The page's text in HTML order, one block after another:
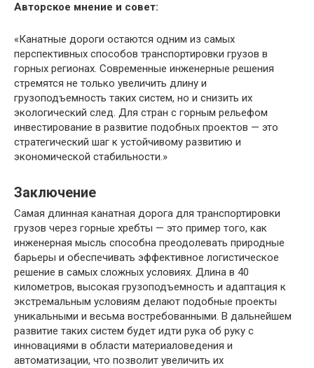
Авторское мнение и совет:
«Канатные дороги остаются одним из самых
перспективных способов транспортировки грузов в
горных регионах. Современные инженерные решения
стремятся не только увеличить длину и
грузоподъемность таких систем, но и снизить их
экологический след. Для стран с горным рельефом
инвестирование в развитие подобных проектов — это
стратегический шаг к устойчивому развитию и
экономической стабильности.»
Заключение
Самая длинная канатная дорога для транспортировки
грузов через горные хребты — это пример того, как
инженерная мысль способна преодолевать природные
барьеры и обеспечивать эффективное логистическое
решение в самых сложных условиях. Длина в 40
километров, высокая грузоподъемность и адаптация к
экстремальным условиям делают подобные проекты
уникальными и весьма востребованными. В дальнейшем
развитие таких систем будет идти рука об руку с
инновациями в области материаловедения и
автоматизации, что позволит увеличить их